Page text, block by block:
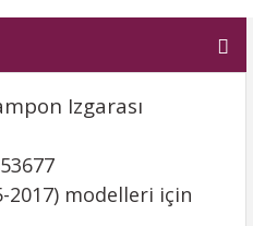
Izgarası
2017) modelleri için